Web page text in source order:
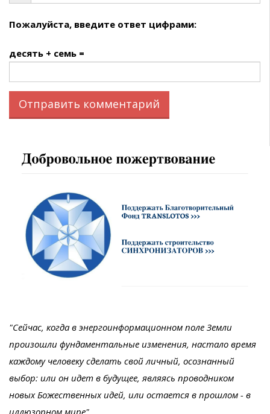
Пожалуйста, введите ответ цифрами:
десять + семь =
"Сейчас, когда в энергоинформационном поле Земли
произошли фундаментальные изменения, настало время
каждому человеку сделать свой личный, осознанный
выбор: или он идет в будущее, являясь проводником
новых Божественных идей, или остается в прошлом - в